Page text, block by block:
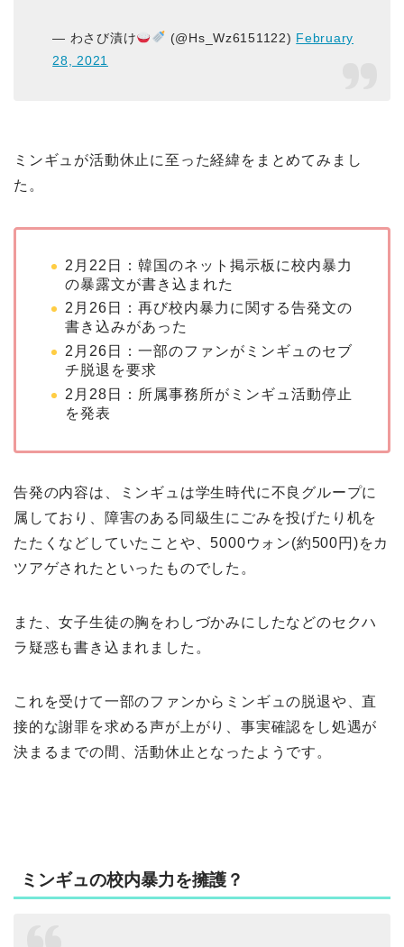
— わさび漬け (@Hs_Wz6151122) February
28, 2021
ミンギュが活動休止に至った経緯をまとめてみまし
た。
2月22日：韓国のネット掲示板に校内暴力
の暴露文が書き込まれた
2月26日：再び校内暴力に関する告発文の
書き込みがあった
2月26日：一部のファンがミンギュのセブ
チ脱退を要求
2月28日：所属事務所がミンギュ活動停止
を発表
告発の内容は、ミンギュは学生時代に不良グループに
属しており、障害のある同級生にごみを投げたり机を
たたくなどしていたことや、5000ウォン(約500円)をカ
ツアゲされたといったものでした。
また、女子生徒の胸をわしづかみにしたなどのセクハ
ラ疑惑も書き込まれました。
これを受けて一部のファンからミンギュの脱退や、直
接的な謝罪を求める声が上がり、事実確認をし処遇が
決まるまでの間、活動休止となったようです。
ミンギュの校内暴力を擁護？